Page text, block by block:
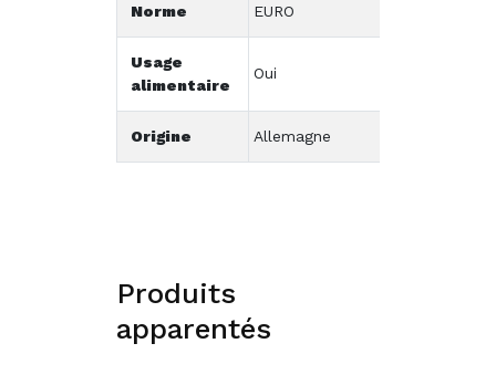
Norme EURO
Usage
alimentaire
Oui
Origine Allemagne
Produits
apparentés